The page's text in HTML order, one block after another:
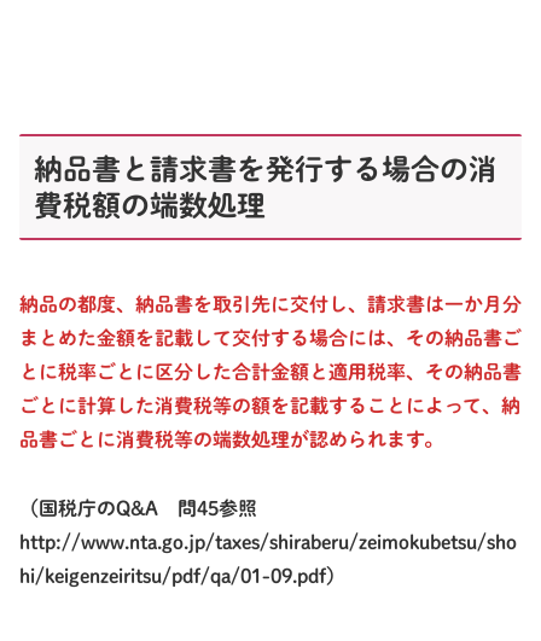
納品書と請求書を発行する場合の消
費税額の端数処理
納品の都度、納品書を取引先に交付し、 請求書は一か月分
まとめた金額を記載して交付する場合には、その納品書ご
と に税率ごとに区分した合計金額と 適用税率、その納品書
ごとに計算した消費税等の額を記載することによって、 納
品書ごとに消費税等の端数処理が認められます。
（国税庁のQ&A 問45参照
http://www.nta.go.jp/taxes/shiraberu/zeimokubetsu/sho
hi/keigenzeiritsu/pdf/qa/01-09.pdf）